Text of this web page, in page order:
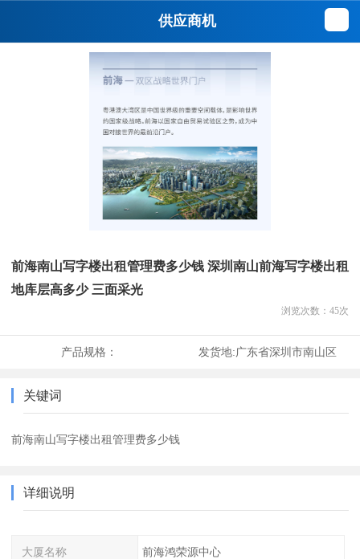
供应商机
前海南山写字楼出租管理费多少钱 深圳南山前海写字楼出租
地库层高多少 三面采光
浏览次数： 45次
产品规格： 发货地:广东省深圳市南山区
关键词
前海南山写字楼出租管理费多少钱
详细说明
大厦名称 前海鸿荣源中心